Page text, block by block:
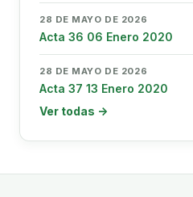
28 DE MAYO DE 2026
Acta 36 06 Enero 2020
28 DE MAYO DE 2026
Acta 37 13 Enero 2020
Ver todas →